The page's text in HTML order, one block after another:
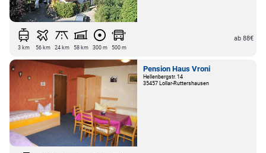
3 km 56 km 24 km 58 km 300 m 500 m
ab 88€
Pension Haus Vroni
Hellenbergstr. 14
35457 Lollar-Ruttershausen